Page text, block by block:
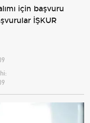
için başvuru
İŞKUR